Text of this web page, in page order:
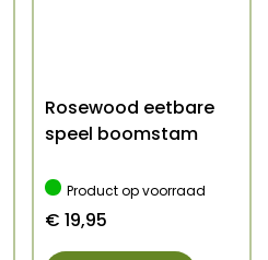
Rosewood eetbare
speel boomstam
Product op voorraad
€ 19,95